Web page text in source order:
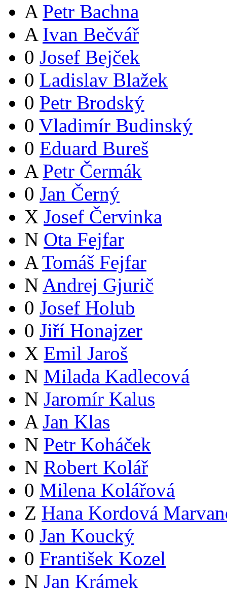
A Petr Bachna
A Ivan Bečvář
0 Josef Bejček
0 Ladislav Blažek
0 Petr Brodský
0 Vladimír Budinský
0 Eduard Bureš
A Petr Čermák
0 Jan Černý
X Josef Červinka
N Ota Fejfar
A Tomáš Fejfar
N Andrej Gjurič
0 Josef Holub
0 Jiří Honajzer
X Emil Jaroš
N Milada Kadlecová
N Jaromír Kalus
A Jan Klas
N Petr Koháček
N Robert Kolář
0 Milena Kolářová
Z Hana Kordová
0 Jan Koucký
0 František Kozel
N Jan Krámek